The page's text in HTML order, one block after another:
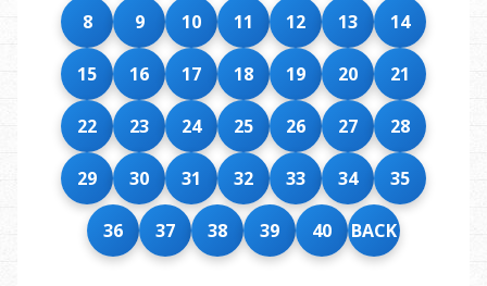
8 9 10 11 12 13 14
15 16 17 18 19 20 21
22 23 24 25 26 27 28
29 30 31 32 33 34 35
36 37 38 39 40 BACK